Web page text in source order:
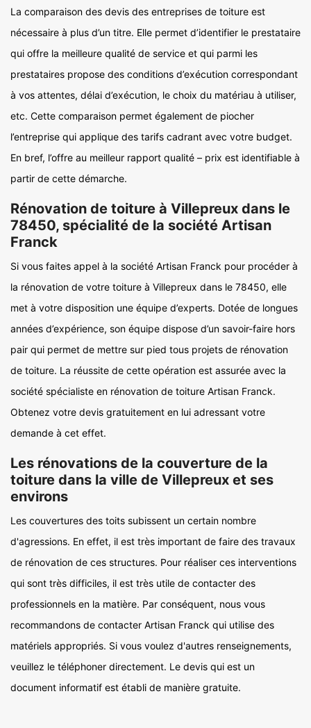
La comparaison des devis des entreprises de toiture est
nécessaire à plus d’un titre. Elle permet d’identifier le prestataire
qui offre la meilleure qualité de service et qui parmi les
prestataires propose des conditions d’exécution correspondant
à vos attentes, délai d’exécution, le choix du matériau à utiliser,
etc. Cette comparaison permet également de piocher
l’entreprise qui applique des tarifs cadrant avec votre budget.
En bref, l’offre au meilleur rapport qualité – prix est identifiable à
partir de cette démarche.
Rénovation de toiture à Villepreux dans le
78450, spécialité de la société Artisan
Franck
Si vous faites appel à la société Artisan Franck pour procéder à
la rénovation de votre toiture à Villepreux dans le 78450, elle
met à votre disposition une équipe d’experts. Dotée de longues
années d’expérience, son équipe dispose d’un savoir-faire hors
pair qui permet de mettre sur pied tous projets de rénovation
de toiture. La réussite de cette opération est assurée avec la
société spécialiste en rénovation de toiture Artisan Franck.
Obtenez votre devis gratuitement en lui adressant votre
demande à cet effet.
Les rénovations de la couverture de la
toiture dans la ville de Villepreux et ses
environs
Les couvertures des toits subissent un certain nombre
d'agressions. En effet, il est très important de faire des travaux
de rénovation de ces structures. Pour réaliser ces interventions
qui sont très difficiles, il est très utile de contacter des
professionnels en la matière. Par conséquent, nous vous
recommandons de contacter Artisan Franck qui utilise des
matériels appropriés. Si vous voulez d'autres renseignements,
veuillez le téléphoner directement. Le devis qui est un
document informatif est établi de manière gratuite.